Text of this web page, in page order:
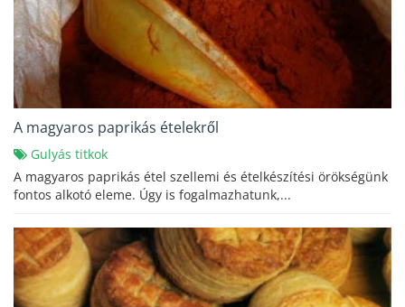
A magyaros paprikás ételekről
Gulyás titkok
A magyaros paprikás étel szellemi és ételkészítési örökségünk
fontos alkotó eleme. Úgy is fogalmazhatunk,...